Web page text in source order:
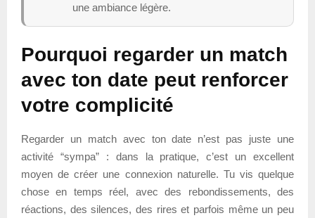
une ambiance légère.
Pourquoi regarder un match
avec ton date peut renforcer
votre complicité
Regarder un match avec ton date n’est pas juste une
activité “sympa” : dans la pratique, c’est un excellent
moyen de créer une connexion naturelle. Tu vis quelque
chose en temps réel, avec des rebondissements, des
réactions, des silences, des rires et parfois même un peu